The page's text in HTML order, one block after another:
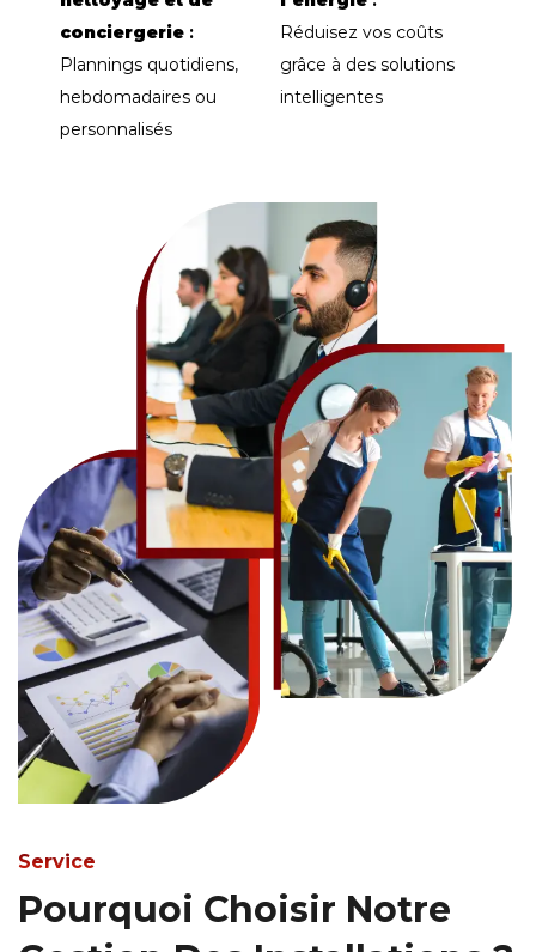
conciergerie :
Plannings quotidiens,
hebdomadaires ou
personnalisés
Réduisez vos coûts
grâce à des solutions
intelligentes
Service
Pourquoi Choisir Notre